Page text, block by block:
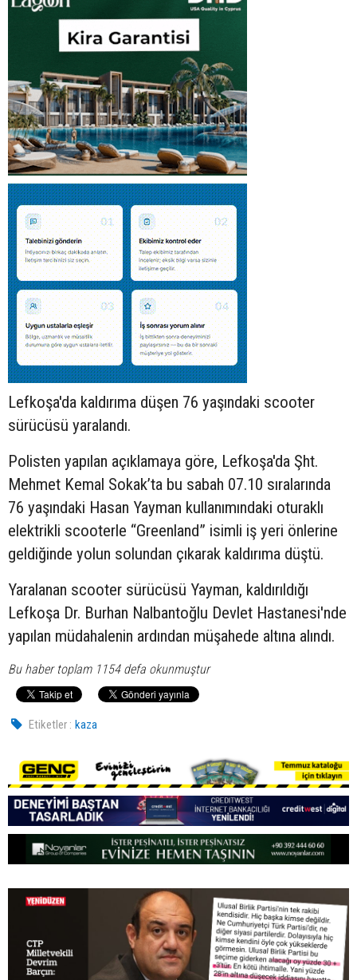
Lefkoşa'da kaldırıma düşen 76 yaşındaki scooter
sürücüsü yaralandı.
Polisten yapılan açıklamaya göre, Lefkoşa'da Şht.
Mehmet Kemal Sokak’ta bu sabah 07.10 sıralarında
76 yaşındaki Hasan Yayman kullanımındaki oturaklı
elektrikli scooterle “Greenland” isimli iş yeri önlerine
geldiğinde yolun solundan çıkarak kaldırıma düştü.
Yaralanan scooter sürücüsü Yayman, kaldırıldığı
Lefkoşa Dr. Burhan Nalbantoğlu Devlet Hastanesi'nde
yapılan müdahalenin ardından müşahede altına alındı.
Bu haber toplam 1154 defa okunmuştur
Etiketler : kaza